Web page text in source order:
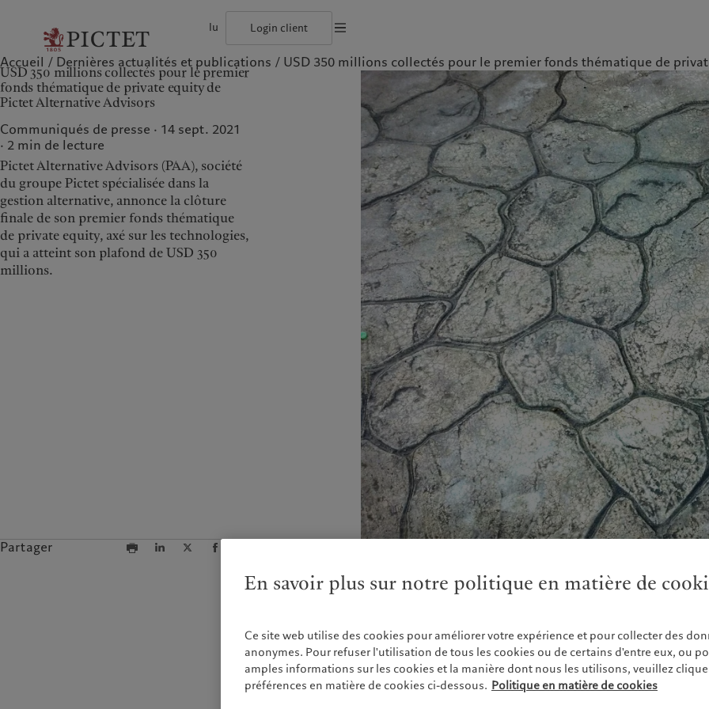
lu Login client
Le groupe Pictet
Les associés du Groupe
Solidité financière de Pictet
Diversité, équité et inclusion
Collection Pictet
Campus Pictet de Rochemont
Particuliers et familles
Institutions et intermédiaires financiers
Investisseurs institutionnels
Wealth management
Asset management
Alternative investments
Asset services
Publications récentes
Marchés
Au-delà des marchés
S’abonner à la newsletter
L’approche de Pictet
Rapport de durabilité
Plan d’action climatique
Principes d’investissement en faveur du climat
Gouvernance de la durabilité
Fondation du Groupe Pictet
Prix Pictet
Amérique du Nord
Bahamas
Canada (en)| Canada (fr)
United States
Asie
China Offshore|中国离岸
Hong Kong SAR|香港特別行
政區|香港特别行政区
日本
Singapore|新加坡
Taiwan|台灣
Notre Groupe
Le groupe Pictet
Les associés du Groupe
Solidité financière de Pictet
Diversité, équité et inclusion
Nos clients
Institutions et
intermédiaires financiers
Investisseurs institutionnels
Nos métiers
Wealth management
Asset management
Alternative investments
Asset services
Commentaires et
analyses
Publications récentes
Marchés
Au-delà des marchés
S’abonner à la newsletter
©2026, Pictet GroupConditions d'utilisationDocumentation légaleGestion des cookiesProtection des données
Accueil Dernières actualités et publications USD 350 millions collectés pour le premier fonds thématique de
USD 350 millions collectés pour le premier
fonds thématique de private equity de
Pictet Alternative Advisors
Communiqués de presse · 14 sept. 2021
2 min de lecture
Pictet Alternative Advisors (PAA), société
du groupe Pictet spécialisée dans la
gestion alternative, annonce la clôture
finale de son premier fonds thématique
de private equity, axé sur les technologies,
qui a atteint son plafond de USD 350
millions.
Partager
Pictet Private Equity Thematic – Technologyest un
exclusivement aux investissements dans le domaine
Il vise à investir dans des entreprises technologiques à
divers (venture capital, capital croissance, buy-out), et offre
exposition transversale aux différents thèmes à forte
Lancé en octobre 2020 avec un objectif de collecte de
En savoir plus sur notre politique en matière de
Ce site web utilise des cookies pour améliorer votre expérience et pour collecter des
anonymes. Pour refuser l'utilisation de tous les cookies ou de certains d'entre eux, ou
amples informations sur les cookies et la manière dont nous les utilisons, veuillez
préférences en matière de cookies ci-dessous. Politique en matière de cookies